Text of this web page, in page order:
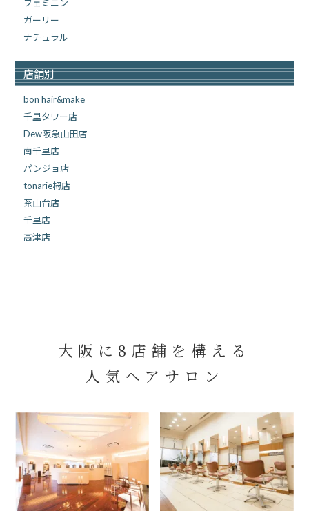
フェミニン
ガーリー
ナチュラル
店舗別
bon hair&make
千里タワー店
Dew阪急山田店
南千里店
パンジョ店
tonarie栂店
茶山台店
千里店
高津店
大阪に8店舗を構える
人気ヘアサロン